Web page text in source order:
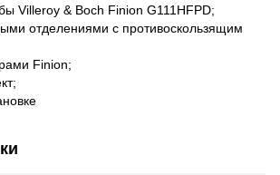
Villeroy & Boch Finion G111HFPD;
отделениями с противоскользящим
Finion;